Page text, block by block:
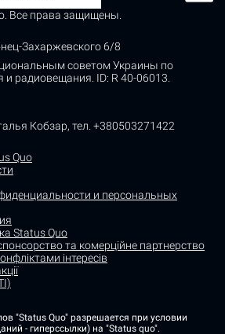
Все права защищены.
Захаржевского 6/8
советом Украины по
и радиовещания. ID: R 40-06013.
Кобзар, тел. +380503271422
Quo
и персональных
Status Quo
та комерційне партнерство
інтересів
"Status Quo" разрешается при условии
- гиперссылки) на "Status quo".